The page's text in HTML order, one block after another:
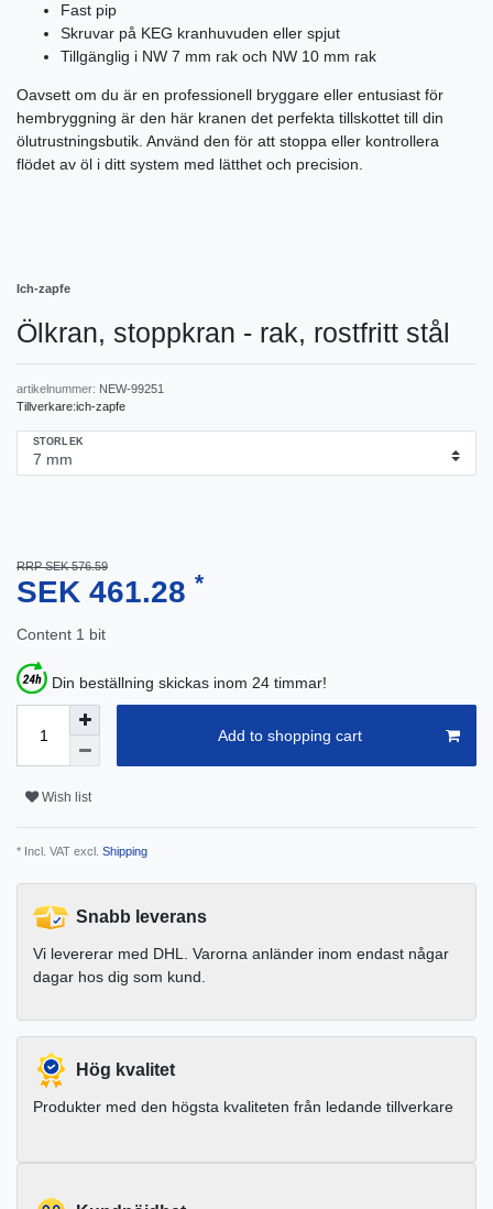
Fast pip
Skruvar på KEG kranhuvuden eller spjut
Tillgänglig i NW 7 mm rak och NW 10 mm rak
Oavsett om du är en professionell bryggare eller entusiast för
hembryggning är den här kranen det perfekta tillskottet till din
ölutrustningsbutik. Använd den för att stoppa eller kontrollera
flödet av öl i ditt system med lätthet och precision.
Ich-zapfe
Ölkran, stoppkran - rak, rostfritt stål
artikelnummer: NEW-99251
Tillverkare:ich-zapfe
STORLEK
RRP SEK 576.59
SEK 461.28 *
Content 1 bit
Din beställning skickas inom 24 timmar!
Add to shopping cart
Wish list
* Incl. VAT excl. Shipping
Snabb leverans
Vi levererar med DHL. Varorna anländer inom endast någar
dagar hos dig som kund.
Hög kvalitet
Produkter med den högsta kvaliteten från ledande tillverkare